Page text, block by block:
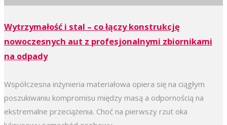
Wytrzymałość i stal – co łączy konstrukcję
nowoczesnych aut z profesjonalnymi zbiornikami
na odpady
Współczesna inżynieria materiałowa opiera się na ciągłym
poszukiwaniu kompromisu między masą a odpornością na
ekstremalne przeciążenia. Choć na pierwszy rzut oka